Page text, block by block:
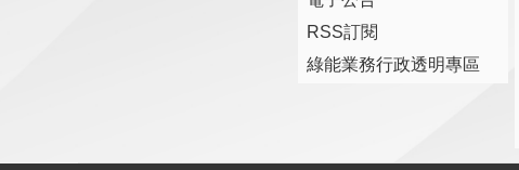
RSS訂閱
綠能業務行政透明專區